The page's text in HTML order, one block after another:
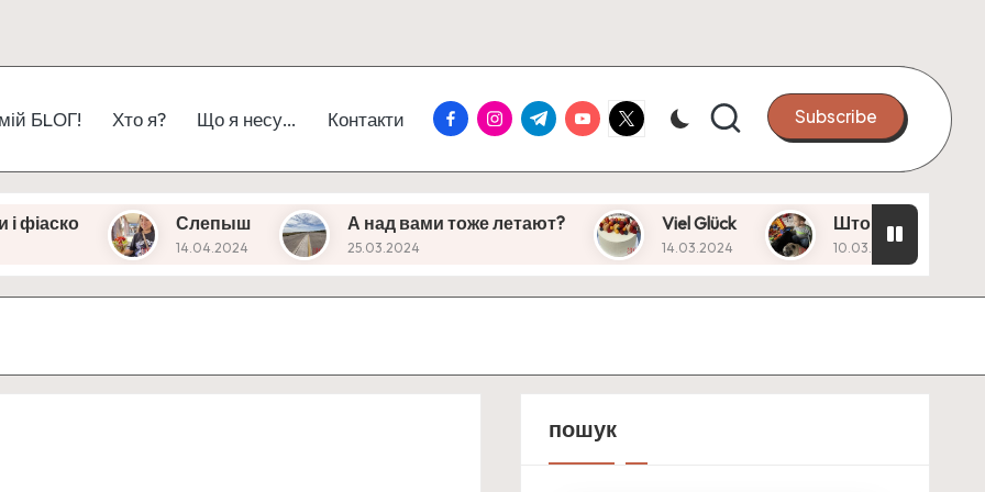
БLОГ! Хто я? Що я несу… Контакти FacebookInstagramTelegramYoutube
X Subscribe
Слепыш
14.04.2024
А над вами тоже летают?
25.03.2024
Viel Glück
14.03.2024
Што це? Вікошечко!
10.03.2024
пошук